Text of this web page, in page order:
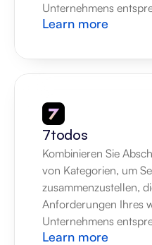
Unternehmens
Learn more
7todos
Kombinieren Sie
von Kategorien, um
zusammenzustellen,
Anforderungen Ihres
Unternehmens
Learn more